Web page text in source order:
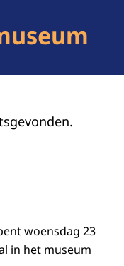
woensdag 23
in het museum